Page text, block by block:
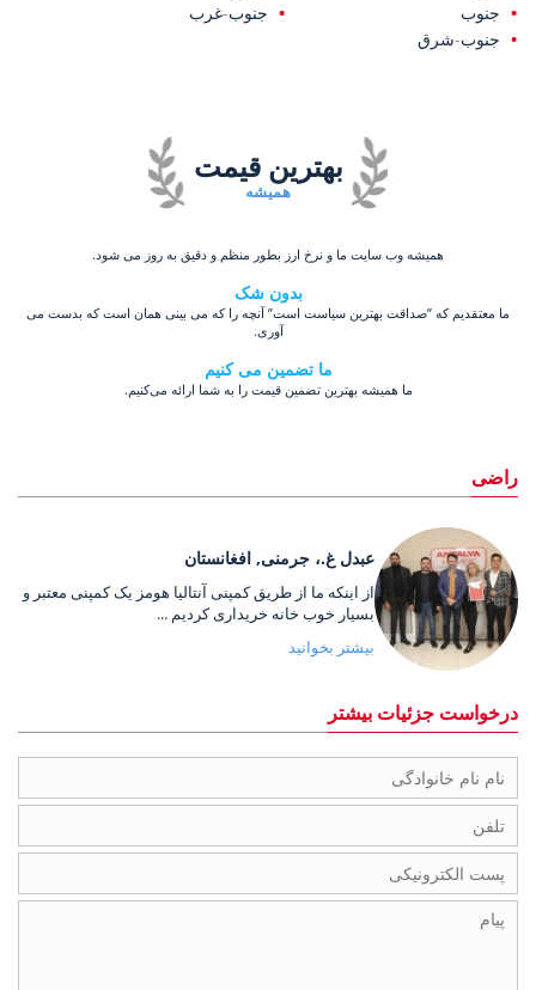
جنوب
جنوب-غرب
جنوب-شرق
همیشه
بهترین قیمت
همیشه وب سایت ما و نرخ ارز بطور منظم و دقیق به روز می شود.
بدون شک
ما معتقدیم که ”صداقت بهترین سیاست است” آنچه را که می بینی همان است که بدست می
آوری.
ما تضمین می کنیم
ما همیشه بهترین تضمین قیمت را به شما ارائه می‌کنیم.
راضی
عبدل غ.، جرمنی, افغانستان
از اینکه ما از طریق کمپنی آنتالیا هومز یک کمپنی معتبر و
بسیار خوب خانه خریداری کردیم ...
بیشتر بخوانید
درخواست جزئیات بیشتر